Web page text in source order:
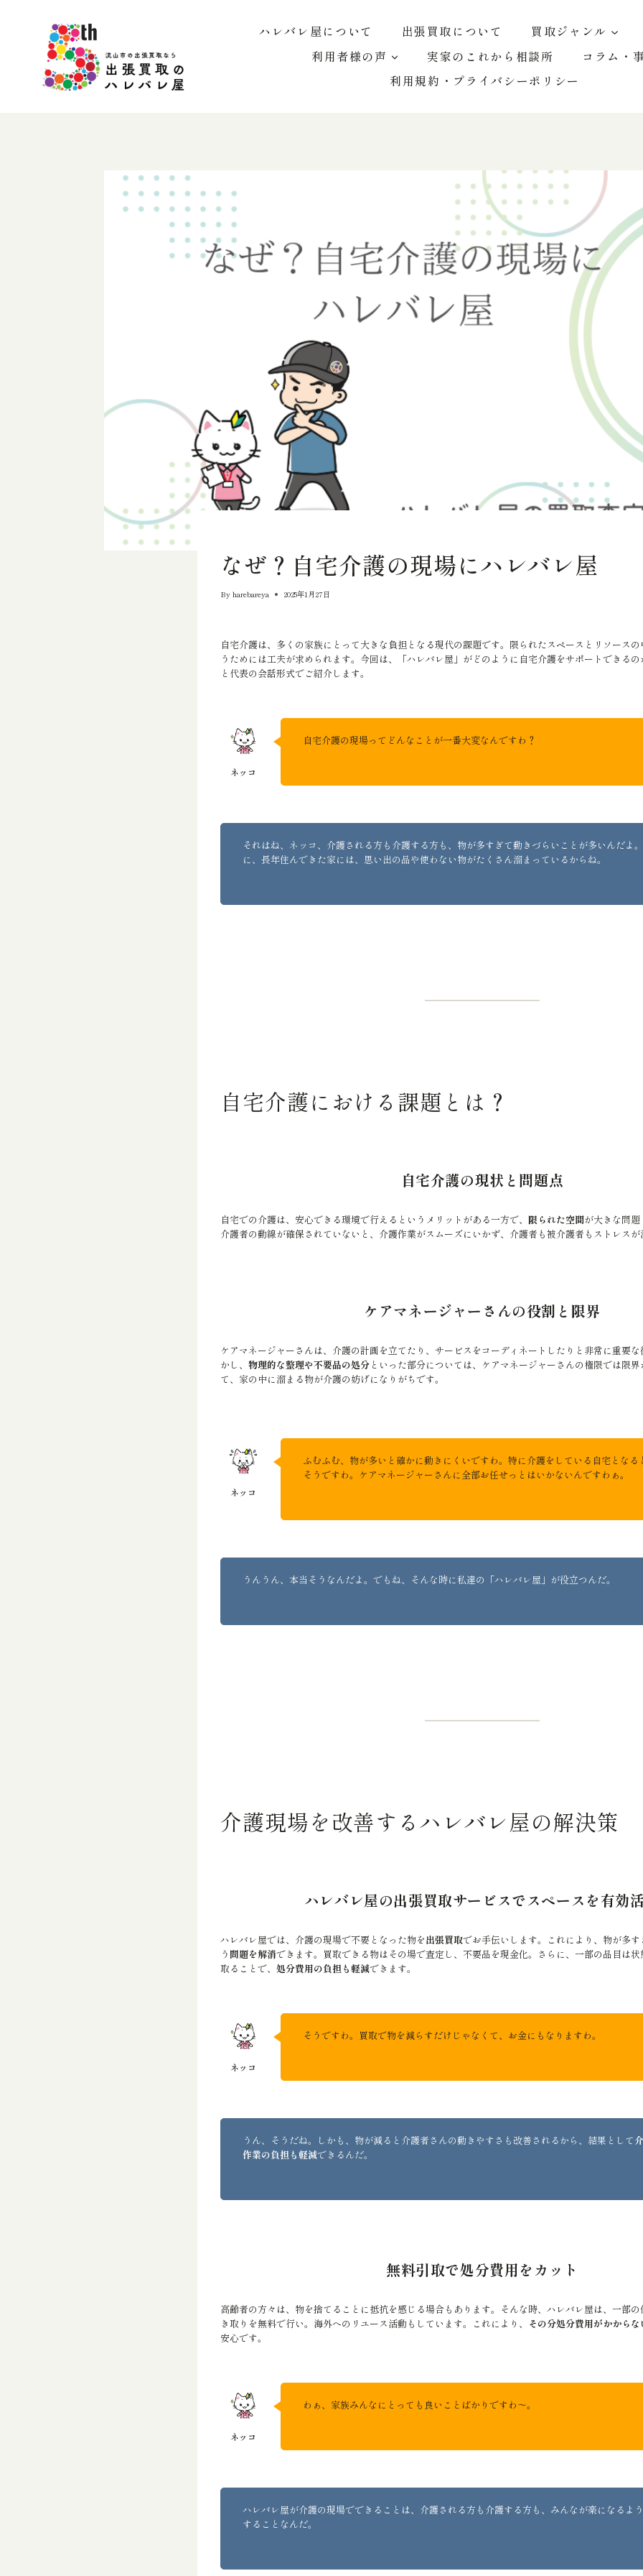
ハレバレ屋について 出張買取について
買取ジャンル
利用者様の声
実家のこれから相談所
コラム・
利用規約・プライバシーポリシー
なぜ？自宅介護の現場にハレバレ屋
By harebareya 2025年1月27日
自宅介護は、多くの家族にとって大きな負担となる現代の課題です。限られたスペースとリソース
うためには工夫が求められます。今回は、「ハレバレ屋」がどのように自宅介護をサポートできる
と代表の会話形式でご紹介します。
自宅介護の現場ってどんなことが一番大変なんですわ？
それはね、ネッコ、介護される方も介護する方も、物が多すぎて動きづらいことが多いんだよ
に、長年住んできた家には、思い出の品や使わない物がたくさん溜まっているからね。
自宅介護における課題とは？
自宅介護の現状と問題点
自宅での介護は、安心できる環境で行えるというメリットがある一方で、 限られた空間が大きな問
介護者の動線が確保されていないと、介護作業がスムーズにいかず、介護者も被介護者もストレス
ケアマネージャーさんの役割と限界
ケアマネージャーさんは、介護の計画を立てたり、サービスをコーディネートしたりと非常に重要
かし、 物理的な整理や不要品の処分 といった部分については、ケアマネージャーさんの権限では限
て、家の中に溜まる物が介護の妨げになりがちです。
ふむふむ、物が多いと確かに動きにくいですわ。特に介護をしている自宅となる
そうですわ。ケアマネージャーさんに全部お任せっとはいかないんですわぁ。
うんうん、本当そうなんだよ。でもね、そんな時に私達の「ハレバレ屋」が役立つんだ。
介護現場を改善するハレバレ屋の解決策
ハレバレ屋の出張買取サービスでスペースを有効
ハレバレ屋では、介護の現場で不要となった物を出張買取でお手伝いします。これにより、物が多
う 問題を解消できます。買取できる物はその場で査定し、不要品を現金化。さらに、一部の品目は
取ることで、 処分費用の負担も軽減できます。
そうですわ。買取で物を減らすだけじゃなくて、お金にもなりますわ。
うん、そうだね。しかも、物が減ると介護者さんの動きやすさも改善されるから、結果として
作業の負担も軽減できるんだ。
無料引取で処分費用をカット
高齢者の方々は、物を捨てることに抵抗を感じる場合もあります。そんな時、ハレバレ屋は、一部
き取りを無料で行い。海外へのリユース活動もしています。これにより、 その分処分費用がかからな
安心です。
わぁ、家族みんなにとっても良いことばかりですわ〜。
ハレバレ屋が介護の現場でできることは、介護される方も介護する方も、みんなが楽になるよ
することなんだ。